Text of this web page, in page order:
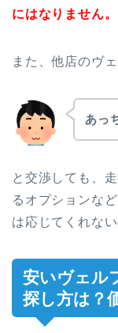
にはなりません。
また、他店のヴ
あっ
と交渉しても、
るオプションな
は応じてくれない
安いヴェル
探し方は？